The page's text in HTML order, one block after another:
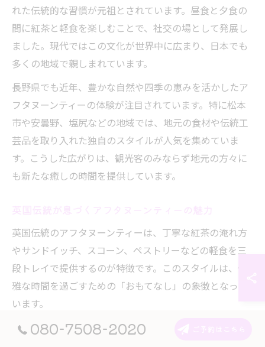
れた伝統的な習慣が元祖とされています。昼食と夕食の
間に紅茶と軽食を楽しむことで、社交の場として発展し
ました。現代ではこの文化が世界中に広まり、日本でも
多くの地域で親しまれています。
長野県でも近年、豊かな自然や四季の恵みを活かしたア
フタヌーンティーの体験が注目されています。特に松本
市や安曇野、塩尻などの地域では、地元の食材や伝統工
芸品を取り入れた独自のスタイルが人気を集めていま
す。こうした広がりは、観光客のみならず地元の方々に
も新たな癒しの時間を提供しています。
英国伝統のアフタヌーンティーは、丁寧な紅茶の淹れ方
やサンドイッチ、スコーン、ペストリーなどの軽食を三
段トレイで提供するのが特徴です。このスタイルは、優
雅な時間を過ごすための「おもてなし」の象徴となって
います。
長野県のアフタヌーンティーでも、この英国伝統の流れ
080-7508-2020